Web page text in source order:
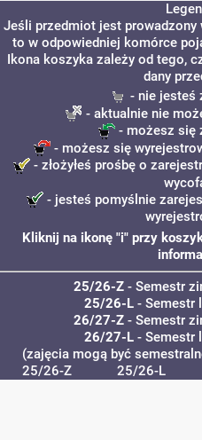
Jeśli przedmiot jest prowadzony
to w odpowiedniej komórce
Ikona koszyka zależy od tego,
dany
- nie jesteś
- aktualnie nie
- możesz się
- możesz się
- złożyłeś prośbę o
- jesteś pomyślnie
Kliknij na ikonę "i" przy
25/26-Z - Semestr
25/26-L - Semestr
26/27-Z - Semestr
26/27-L - Semestr
(zajęcia mogą być
25/26-Z
25/26-L